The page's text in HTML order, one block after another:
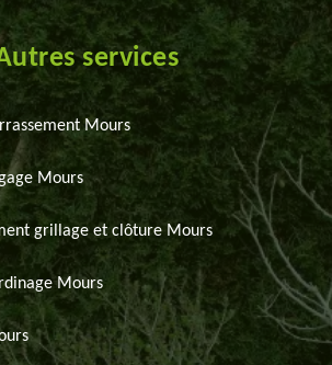
services
Mours
Mours
grillage et clôture Mours
Mours